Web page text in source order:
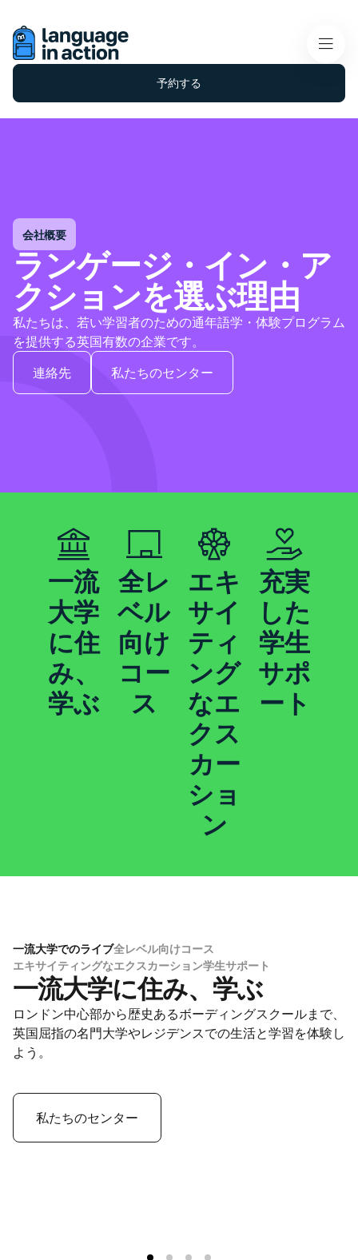
予約する
会社概要
ランゲージ・イン・ア
クションを選ぶ理由
私たちは、若い学習者のための通年語学・体験プログラム
を提供する英国有数の企業です。
連絡先
私たちのセンター
一流
大学
に住
み、
学ぶ
全レ
ベル
向け
コー
ス
エキ
サイ
ティ
ング
なエ
クス
カー
ショ
ン
充実
した
学生
サポ
ート
一流大学でのライブ全レベル向けコース
エキサイティングなエクスカーション学生サポート
一流大学に住み、学ぶ
ロンドン中心部から歴史あるボーディングスクールまで、
英国屈指の名門大学やレジデンスでの生活と学習を体験し
よう。
私たちのセンター